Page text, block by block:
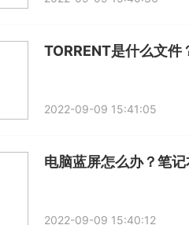
TORRENT是什么文
2022-09-09 15:41:05
电脑蓝屏怎么办？笔
2022-09-09 15:40:12